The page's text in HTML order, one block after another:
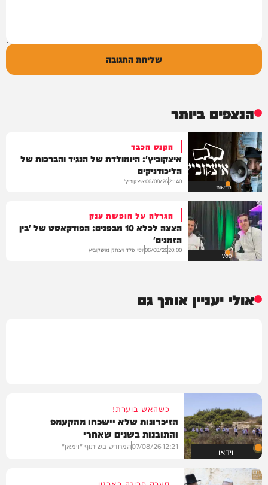
שליחת התגובה
הנצפים ביותר
חדשות
הקנס הכבד
איצקוביץ': היומולדת של הנגיד והברכות של
הליכודניקים
21:40
06/08/26איצקוביץ'
VOD
הגרלה על חופשת ענק
הצצה לכלא 10 מבפנים: הפודקאסט של 'בין
הזמנים'
20:00
06/08/26יוסי פלד ויצחק מושקוביץ
אולי יעניין אותך גם
וידאו
כשהאש בוערת!
הזיכרונות שלא יישכחו מהקעמפ
והתובנות בשנים שאחרי
12:21
07/08/26המחדש בשיתוף "וימאן"